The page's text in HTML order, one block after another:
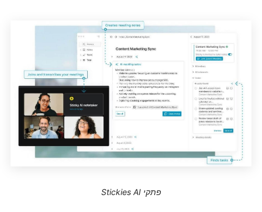
פתקי Stickies AI